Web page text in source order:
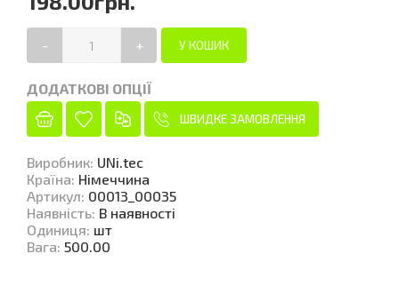
- +
ДОДАТКОВІ ОПЦІЇ
ШВИДКЕ ЗАМОВЛЕННЯ
Виробник: UNi.tec
Країна: Німеччина
Артикул: 00013_00035
Наявність: В наявності
Одиниця: шт
Вага: 500.00